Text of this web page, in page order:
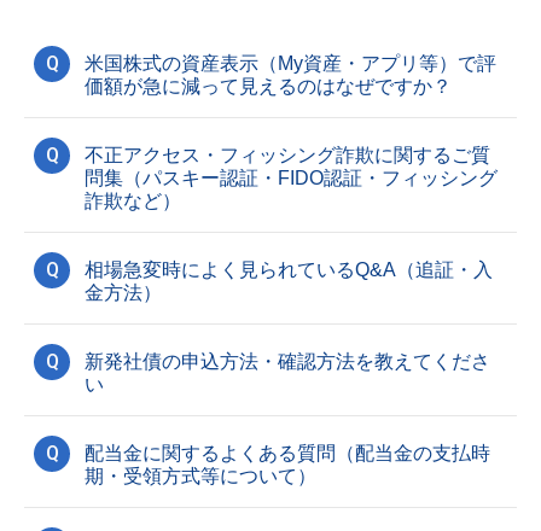
Q
米国株式の資産表示（My資産・アプリ等）で評
価額が急に減って見えるのはなぜですか？
Q
不正アクセス・フィッシング詐欺に関するご質
問集（パスキー認証・FIDO認証・フィッシング
詐欺など）
Q
相場急変時によく見られているQ&A（追証・入
金方法）
Q
新発社債の申込方法・確認方法を教えてくださ
い
Q
配当金に関するよくある質問（配当金の支払時
期・受領方式等について）